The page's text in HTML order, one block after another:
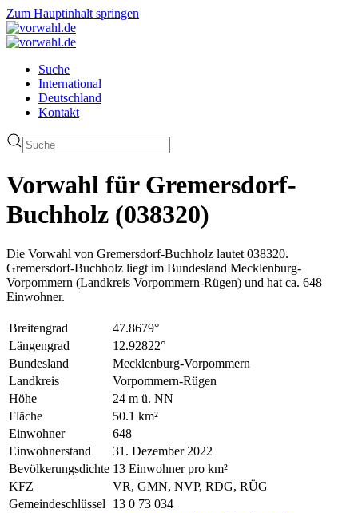
Zum Hauptinhalt springen
Suche
International
Deutschland
Kontakt
Vorwahl für Gremersdorf-
Buchholz (038320)
Die Vorwahl von Gremersdorf-Buchholz lautet 038320.
Gremersdorf-Buchholz liegt im Bundesland Mecklenburg-
Vorpommern (Landkreis Vorpommern-Rügen) und hat ca. 648
Einwohner.
Breitengrad
47.8679°
Längengrad
12.92822°
Bundesland
Mecklenburg-Vorpommern
Landkreis
Vorpommern-Rügen
Höhe
24 m ü. NN
Fläche
50.1 km²
Einwohner
648
Einwohnerstand
31. Dezember 2022
Bevölkerungsdichte 13 Einwohner pro km²
KFZ
VR, GMN, NVP, RDG, RÜG
Gemeindeschlüssel
13 0 73 034